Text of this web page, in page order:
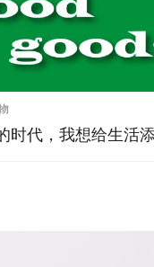
时代，我想给生活